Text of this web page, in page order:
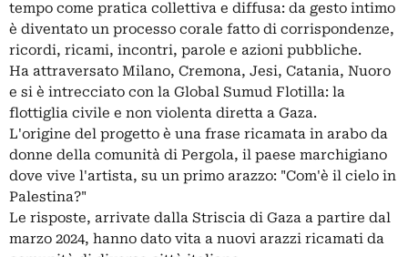
tempo come pratica collettiva e diffusa: da gesto intimo
è diventato un processo corale fatto di corrispondenze,
ricordi, ricami, incontri, parole e azioni pubbliche.
Ha attraversato Milano, Cremona, Jesi, Catania, Nuoro
e si è intrecciato con la Global Sumud Flotilla: la
flottiglia civile e non violenta diretta a Gaza.
L'origine del progetto è una frase ricamata in arabo da
donne della comunità di Pergola, il paese marchigiano
dove vive l'artista, su un primo arazzo: "Com'è il cielo in
Palestina?"
Le risposte, arrivate dalla Striscia di Gaza a partire dal
marzo 2024, hanno dato vita a nuovi arazzi ricamati da